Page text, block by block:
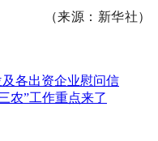
（来源： 新华社）
各出资企业慰问信
农”工作重点来了